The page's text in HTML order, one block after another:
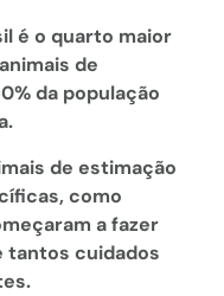
é o quarto maior
de
da população
de estimação
como
a fazer
tantos cuidados